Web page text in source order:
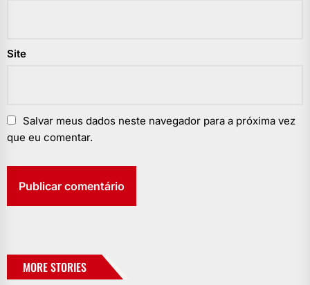
Site
Salvar meus dados neste navegador para a próxima vez
que eu comentar.
MORE STORIES